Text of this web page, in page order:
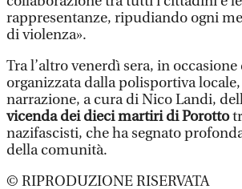
rappresentanze, ripudiando ogni
di violenza».
Tra l’altro venerdì sera, in occasione
organizzata dalla polisportiva locale,
narrazione, a cura di Nico Landi,
vicenda dei dieci martiri di Porotto
nazifascisti, che ha segnato
della comunità.
© RIPRODUZIONE RISERVATA